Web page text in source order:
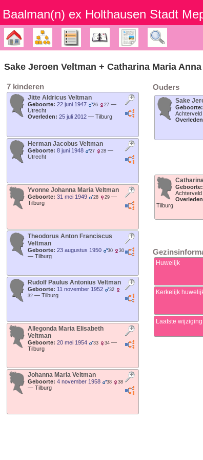
Baalman‎‎‎‎‎(n)‎‎‎‎‎ ex Holthausen Stadt
Stamboom DiagrammenLijsten Kalender Rapporten
Sake Jeroen Veltman + Catharina Maria Anna
7 kinderen
Jitte Aldricus Veltman
Geboorte: 22 juni 1947 26 27 —
Utrecht
Overleden: 25 juli 2012 — Tilburg
Herman Jacobus Veltman
Geboorte: 8 juni 1948 27 28 —
Utrecht
Yvonne Johanna Maria Veltman
Geboorte: 31 mei 1949 28 29 —
Tilburg
Theodorus Anton Franciscus
Veltman
Geboorte: 23 augustus 1950 30 30
— Tilburg
Rudolf Paulus Antonius Veltman
Geboorte: 11 november 1952
32
32 — Tilburg
Allegonda Maria Elisabeth
Veltman
Geboorte: 20 mei 1954 33 34 —
Tilburg
Johanna Maria Veltman
Geboorte: 4 november 1958 38 38
— Tilburg
Ouders
Sake
Geboorte:
Geboorte:
Achterveld
Tilburg
Huwelijk
Kerkelijk
Laatste wijziging